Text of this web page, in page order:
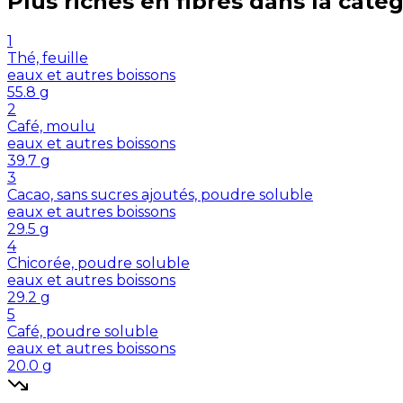
1
Thé, feuille
eaux et autres boissons
55.8 g
2
Café, moulu
eaux et autres boissons
39.7 g
3
Cacao, sans sucres ajoutés, poudre soluble
eaux et autres boissons
29.5 g
4
Chicorée, poudre soluble
eaux et autres boissons
29.2 g
5
Café, poudre soluble
eaux et autres boissons
20.0 g